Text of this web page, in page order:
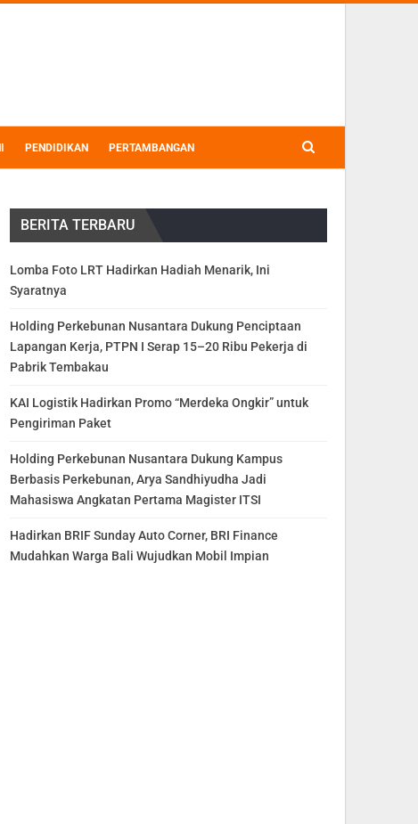
PENDIDIKAN PERTAMBANGAN
BERITA TERBARU
Lomba Foto LRT Hadirkan Hadiah Menarik, Ini
Syaratnya
Holding Perkebunan Nusantara Dukung Penciptaan
Lapangan Kerja, PTPN I Serap 15–20 Ribu Pekerja di
Pabrik Tembakau
KAI Logistik Hadirkan Promo “Merdeka Ongkir” untuk
Pengiriman Paket
Holding Perkebunan Nusantara Dukung Kampus
Berbasis Perkebunan, Arya Sandhiyudha Jadi
Mahasiswa Angkatan Pertama Magister ITSI
Hadirkan BRIF Sunday Auto Corner, BRI Finance
Mudahkan Warga Bali Wujudkan Mobil Impian